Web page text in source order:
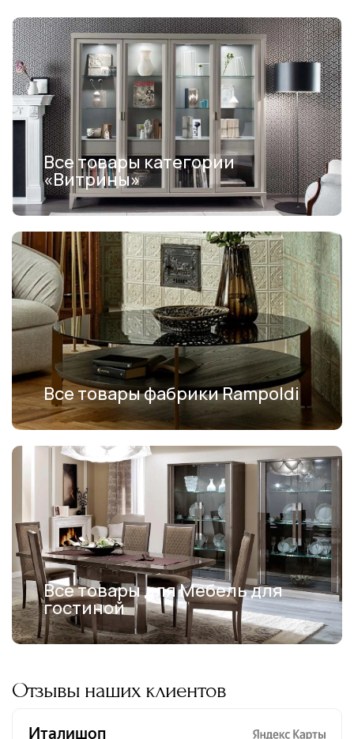
Все товары категории
«Витрины»
Все товары фабрики Rampoldi
Все товары для Мебель для
гостиной
Отзывы наших клиентов